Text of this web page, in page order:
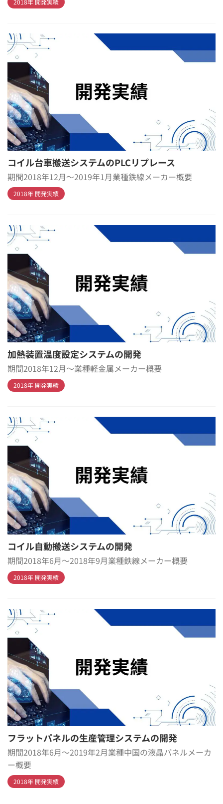
2018年 開発実績
コイル台車搬送システムのPLCリプレース
期間2018年12月～2019年1月業種鉄線メーカー概要
2018年 開発実績
加熱装置温度設定システムの開発
期間2018年12月～業種軽金属メーカー概要
2018年 開発実績
コイル自動搬送システムの開発
期間2018年6月～2018年9月業種鉄線メーカー概要
2018年 開発実績
フラットパネルの生産管理システムの開発
期間2018年6月～2019年2月業種中国の液晶パネルメーカ
ー概要
2018年 開発実績